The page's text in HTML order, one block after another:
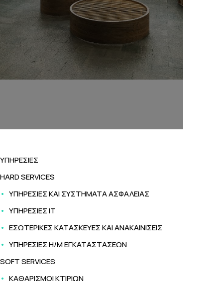
ΥΠΗΡΕΣΙΕΣ
HARD SERVICES
ΥΠΗΡΕΣΙΕΣ ΚΑΙ ΣΥΣΤΗΜΑΤΑ ΑΣΦΑΛΕΙΑΣ
ΥΠΗΡΕΣΙΕΣ ΙΤ
ΕΣΩΤΕΡΙΚΕΣ ΚΑΤΑΣΚΕΥΕΣ ΚΑΙ ΑΝΑΚΑΙΝΙΣΕΙΣ
ΥΠΗΡΕΣΙΕΣ Η/Μ ΕΓΚΑΤΑΣΤΑΣΕΩΝ
SOFT SERVICES
ΚΑΘΑΡΙΣΜΟΙ ΚΤΙΡΙΩΝ